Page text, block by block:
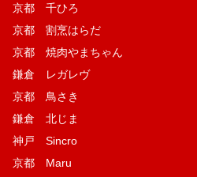
京都 千ひろ
京都 割烹はらだ
京都 焼肉やまちゃん
鎌倉 レガレヴ
京都 鳥さき
鎌倉 北じま
神戸 Sincro
京都 Maru